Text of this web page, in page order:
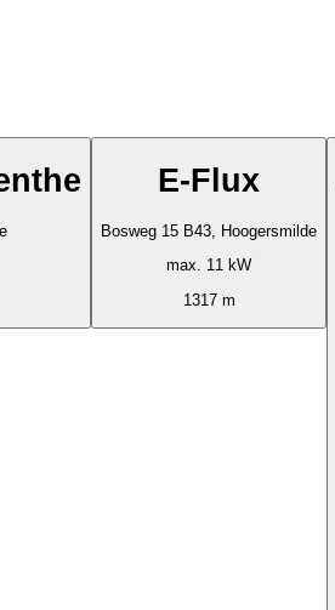
E-Flux
Bosweg 15 B43, Hoogersmilde
max. 11 kW
1317 m